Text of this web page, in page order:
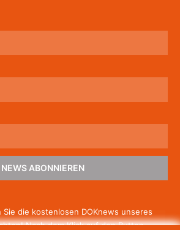
NEWS ABONNIEREN
die kostenlosen DOKnews unseres
Nach dem Klick auf den Button